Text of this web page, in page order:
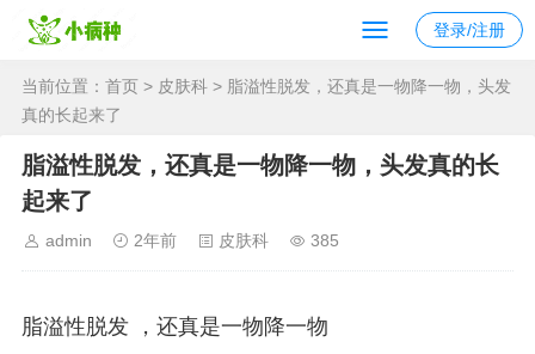
登录/注册
当前位置： 首页 > 皮肤科 > 脂溢性脱发，还真是一物降一物，头发
真的长起来了
脂溢性脱发，还真是一物降一物，头发真的长
起来了
admin 2年前 皮肤科 385
脂溢性脱发 ，还真是一物降一物